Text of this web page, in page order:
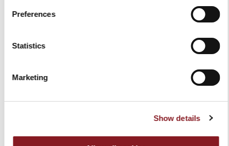
Preferences
Statistics
Marketing
Show details
PRODUCTOS RELACIONADOS